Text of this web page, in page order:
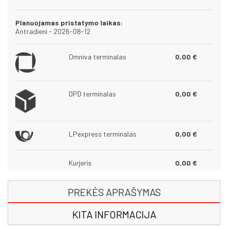
Planuojamas pristatymo laikas:
Antradieni - 2026-08-12
Omniva terminalas 0,00 €
DPD terminalas 0,00 €
LPexpress terminalas 0,00 €
Kurjeris 0,00 €
PREKĖS APRAŠYMAS
KITA INFORMACIJA